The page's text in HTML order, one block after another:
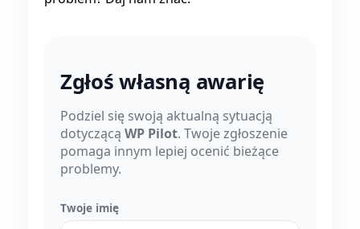
Zgłoś własną awarię
Podziel się swoją aktualną sytuacją
dotyczącą WP Pilot. Twoje zgłoszenie
pomaga innym lepiej ocenić bieżące
problemy.
Twoje imię